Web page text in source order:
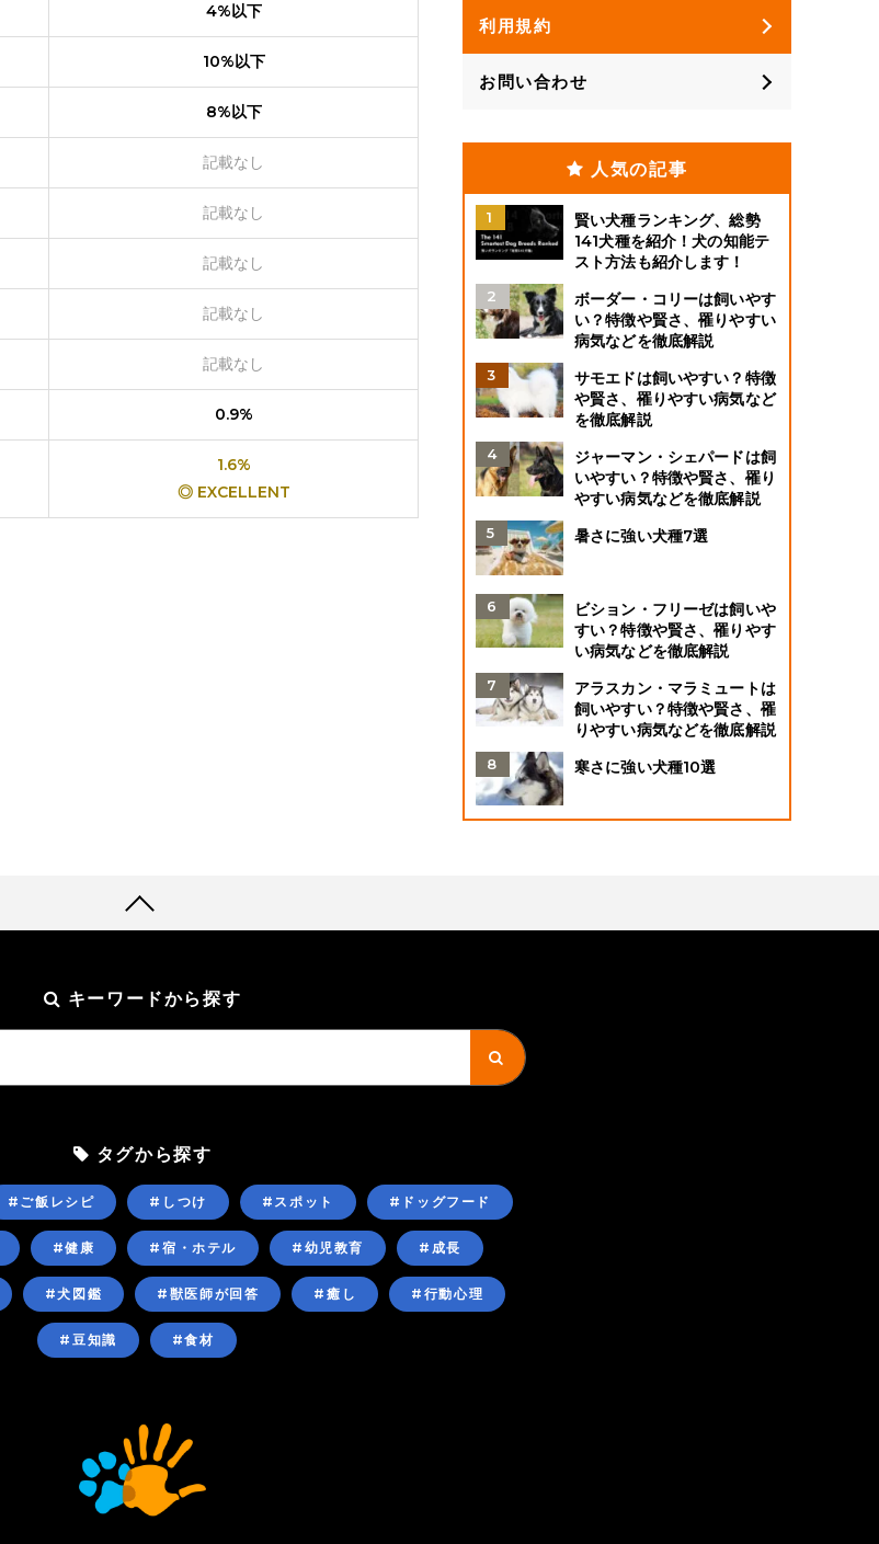
4%以下
10%以下
8%以下
記載なし
記載なし
記載なし
記載なし
記載なし
0.9%
1.6%
◎ EXCELLENT
利用規約
お問い合わせ
人気の記事
賢い犬種ランキング、総勢
141犬種を紹介！犬の知能テ
スト方法も紹介します！
ボーダー・コリーは飼いやす
い？特徴や賢さ、罹りやすい
病気などを徹底解説
サモエドは飼いやすい？特徴
や賢さ、罹りやすい病気など
を徹底解説
ジャーマン・シェパードは飼
いやすい？特徴や賢さ、罹り
やすい病気などを徹底解説
暑さに強い犬種7選
ビション・フリーゼは飼いや
すい？特徴や賢さ、罹りやす
い病気などを徹底解説
アラスカン・マラミュートは
飼いやすい？特徴や賢さ、罹
りやすい病気などを徹底解説
寒さに強い犬種10選
キーワードから探す
タグから探す
#ご飯レシピ #しつけ #スポット #ドッグフード
#健康 #宿・ホテル #幼児教育 #成長
#犬図鑑 #獣医師が回答 #癒し #行動心理
#豆知識 #食材